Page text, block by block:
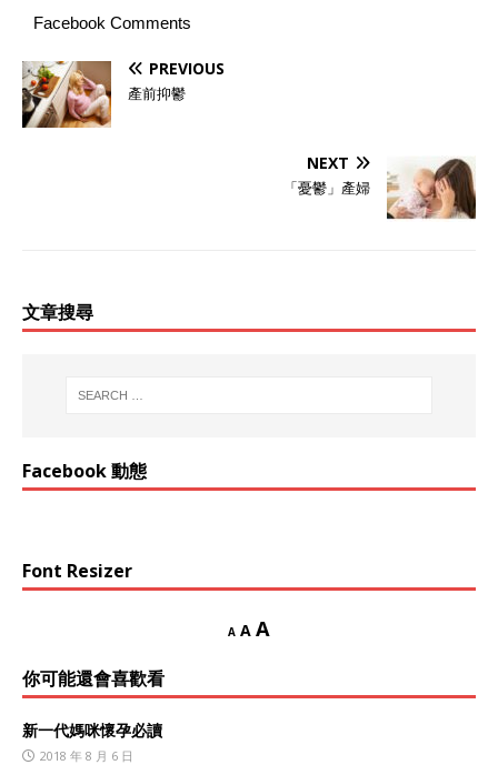
Facebook Comments
PREVIOUS
產前抑鬱
NEXT
「憂鬱」產婦
文章搜尋
Facebook 動態
Font Resizer
A A A
你可能還會喜歡看
新一代媽咪懷孕必讀
2018 年 8 月 6 日